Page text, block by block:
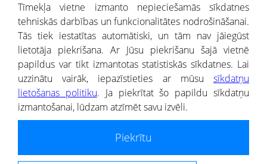
Dzimtas koks
Uzņēmumu atlase
Monitorings
Kredītizziņa par ārvalstu uzņēmumiem
® CREDITREFORM Latvija
SIA
Portāla ietvaros saņemtajai informācijai ir uzziņas raksturs, un tai nav
Tīmekļa vietne izmanto nepieciešamās sīkdatnes
tehniskās darbības un funkcionalitātes nodrošināšanai.
Tās tiek iestatītas automātiski, un tām nav jāiegūst
lietotāja piekrišana. Ar Jūsu piekrišanu šajā vietnē
papildus var tikt izmantotas statistiskās sīkdatnes. Lai
uzzinātu vairāk, iepazīstieties ar mūsu sīkdatņu
lietošanas politiku. Ja piekrītat šo papildu sīkdatņu
izmantošanai, lūdzam atzīmēt savu izvēli.
Piekrītu